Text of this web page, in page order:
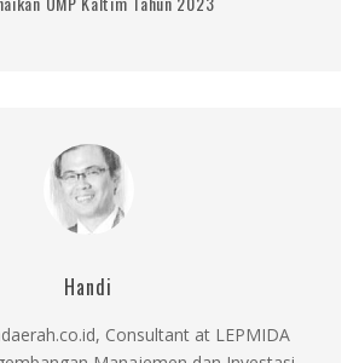
Handi
Consultant at LEPMIDA